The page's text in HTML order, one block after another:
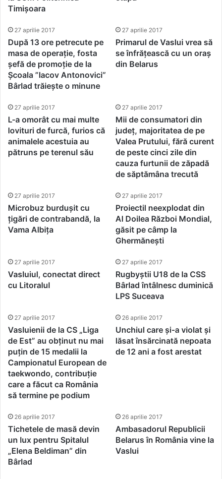
Timișoara
27 aprilie 2017
După 13 ore petrecute pe
masa de operație, fosta
șefă de promoție de la
Școala ”Iacov Antonovici”
Bârlad trăiește o minune
27 aprilie 2017
Primarul de Vaslui vrea să
se înfrățească cu un oraș
din Belarus
27 aprilie 2017
L-a omorât cu mai multe
lovituri de furcă, furios că
animalele acestuia au
pătruns pe terenul său
27 aprilie 2017
Mii de consumatori din
județ, majoritatea de pe
Valea Prutului, fără curent
de peste cinci zile din
cauza furtunii de zăpadă
de săptămâna trecută
27 aprilie 2017
Microbuz burdușit cu
țigări de contrabandă, la
Vama Albița
27 aprilie 2017
Proiectil neexplodat din
Al Doilea Război Mondial,
găsit pe câmp la
Ghermănești
27 aprilie 2017
Vasluiul, conectat direct
cu Litoralul
27 aprilie 2017
Rugbyștii U18 de la CSS
Bârlad întâlnesc duminică
LPS Suceava
27 aprilie 2017
Vasluienii de la CS „Liga
de Est” au obținut nu mai
puțin de 15 medalii la
Campionatul European de
taekwondo, contribuție
care a făcut ca România
să termine pe podium
26 aprilie 2017
Unchiul care și-a violat și
lăsat însărcinată nepoata
de 12 ani a fost arestat
26 aprilie 2017
Tichetele de masă devin
un lux pentru Spitalul
„Elena Beldiman” din
Bârlad
26 aprilie 2017
Ambasadorul Republicii
Belarus în România vine la
Vaslui